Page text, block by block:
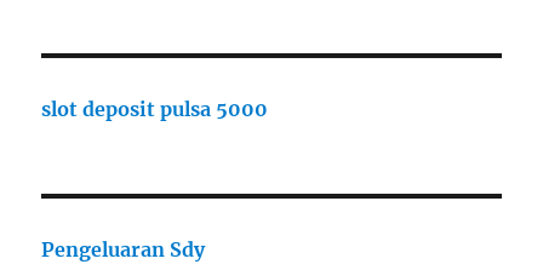
slot deposit pulsa 5000
Pengeluaran Sdy